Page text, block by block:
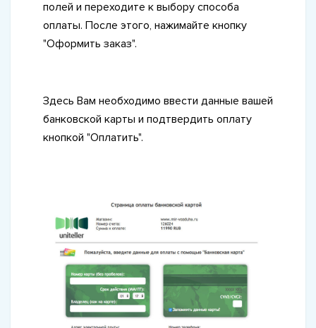
полей и переходите к выбору способа
оплаты. После этого, нажимайте кнопку
"Оформить заказ".
Здесь Вам необходимо ввести данные вашей
банковской карты и подтвердить оплату
кнопкой "Оплатить".